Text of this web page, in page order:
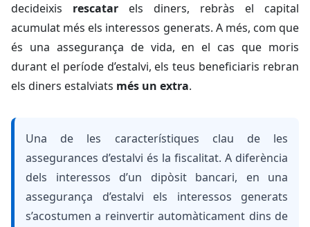
decideixis rescatar els diners, rebràs el capital
acumulat més els interessos generats. A més, com que
és una assegurança de vida, en el cas que moris
durant el període d’estalvi, els teus beneficiaris rebran
els diners estalviats més un extra.
Una de les característiques clau de les
assegurances d’estalvi és la fiscalitat. A diferència
dels interessos d’un dipòsit bancari, en una
assegurança d’estalvi els interessos generats
s’acostumen a reinvertir automàticament dins de